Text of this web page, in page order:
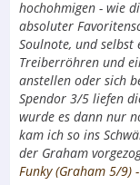
hochohmigen - wie
absoluter
Soulnote, und selbst
Treiberröhren und
anstellen oder sich
Spendor 3/5 liefen
wurde es dann nur
kam ich so ins
der Graham
Funky (Graham 5/9)